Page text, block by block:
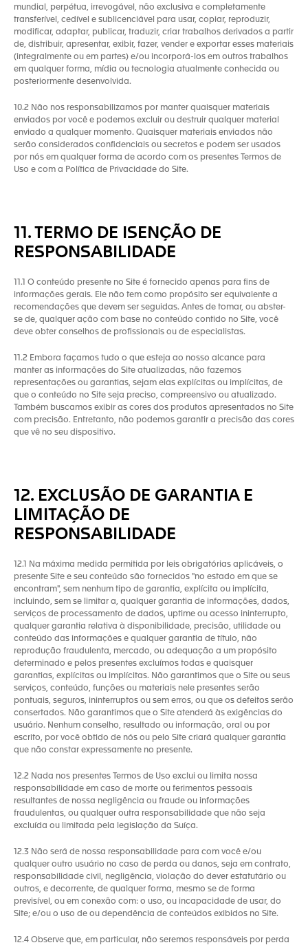
mundial, perpétua, irrevogável, não exclusiva e completamente
transferível, cedível e sublicenciável para usar, copiar, reproduzir,
modificar, adaptar, publicar, traduzir, criar trabalhos derivados a partir
de, distribuir, apresentar, exibir, fazer, vender e exportar esses materiais
(integralmente ou em partes) e/ou incorporá-los em outros trabalhos
em qualquer forma, mídia ou tecnologia atualmente conhecida ou
posteriormente desenvolvida.
10.2 Não nos responsabilizamos por manter quaisquer materiais
enviados por você e podemos excluir ou destruir qualquer material
enviado a qualquer momento. Quaisquer materiais enviados não
serão considerados confidenciais ou secretos e podem ser usados
por nós em qualquer forma de acordo com os presentes Termos de
Uso e com a Política de Privacidade do Site.
11. TERMO DE ISENÇÃO DE
RESPONSABILIDADE
11.1 O conteúdo presente no Site é fornecido apenas para fins de
informações gerais. Ele não tem como propósito ser equivalente a
recomendações que devem ser seguidas. Antes de tomar, ou abster-
se de, qualquer ação com base no conteúdo contido no Site, você
deve obter conselhos de profissionais ou de especialistas.
11.2 Embora façamos tudo o que esteja ao nosso alcance para
manter as informações do Site atualizadas, não fazemos
representações ou garantias, sejam elas explícitas ou implícitas, de
que o conteúdo no Site seja preciso, compreensivo ou atualizado.
Também buscamos exibir as cores dos produtos apresentados no Site
com precisão. Entretanto, não podemos garantir a precisão das cores
que vê no seu dispositivo.
12. EXCLUSÃO DE GARANTIA E
LIMITAÇÃO DE
RESPONSABILIDADE
12.1 Na máxima medida permitida por leis obrigatórias aplicáveis, o
presente Site e seu conteúdo são fornecidos "no estado em que se
encontram", sem nenhum tipo de garantia, explícita ou implícita,
incluindo, sem se limitar a, qualquer garantia de informações, dados,
serviços de processamento de dados, uptime ou acesso ininterrupto,
qualquer garantia relativa à disponibilidade, precisão, utilidade ou
conteúdo das informações e qualquer garantia de título, não
reprodução fraudulenta, mercado, ou adequação a um propósito
determinado e pelos presentes excluímos todas e quaisquer
garantias, explícitas ou implícitas. Não garantimos que o Site ou seus
serviços, conteúdo, funções ou materiais nele presentes serão
pontuais, seguros, ininterruptos ou sem erros, ou que os defeitos serão
consertados. Não garantimos que o Site atenderá às exigências do
usuário. Nenhum conselho, resultado ou informação, oral ou por
escrito, por você obtido de nós ou pelo Site criará qualquer garantia
que não constar expressamente no presente.
12.2 Nada nos presentes Termos de Uso exclui ou limita nossa
responsabilidade em caso de morte ou ferimentos pessoais
resultantes de nossa negligência ou fraude ou informações
fraudulentas, ou qualquer outra responsabilidade que não seja
excluída ou limitada pela legislação da Suíça.
12.3 Não será de nossa responsabilidade para com você e/ou
qualquer outro usuário no caso de perda ou danos, seja em contrato,
responsabilidade civil, negligência, violação do dever estatutário ou
outros, e decorrente, de qualquer forma, mesmo se de forma
previsível, ou em conexão com: o uso, ou incapacidade de usar, do
Site; e/ou o uso de ou dependência de conteúdos exibidos no Site.
12.4 Observe que, em particular, não seremos responsáveis por perda